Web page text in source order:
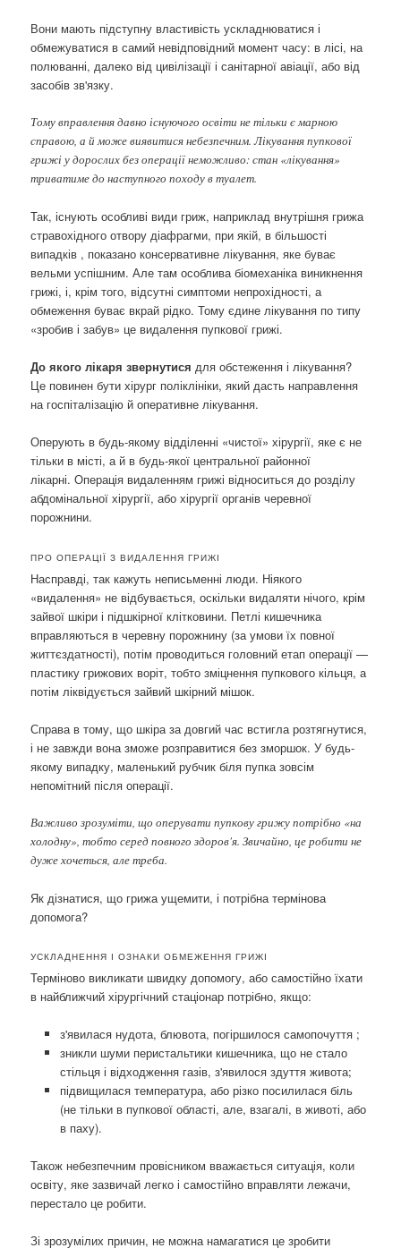
Вони мають підступну властивість ускладнюватися і
обмежуватися в самий невідповідний момент часу: в лісі, на
полюванні, далеко від цивілізації і санітарної авіації, або від
засобів зв'язку.
Тому вправлення давно існуючого освіти не тільки є марною
справою, а й може виявитися небезпечним. Лікування пупкової
грижі у дорослих без операції неможливо: стан «лікування»
триватиме до наступного походу в туалет.
Так, існують особливі види гриж, наприклад внутрішня грижа
стравохідного отвору діафрагми, при якій, в більшості
випадків , показано консервативне лікування, яке буває
вельми успішним. Але там особлива біомеханіка виникнення
грижі, і, крім того, відсутні симптоми непрохідності, а
обмеження буває вкрай рідко. Тому єдине лікування по типу
«зробив і забув» це видалення пупкової грижі.
До якого лікаря звернутисядля обстеження і лікування?
Це повинен бути хірург поліклініки, який дасть направлення
на госпіталізацію й оперативне лікування.
Оперують в будь-якому відділенні «чистої» хірургії, яке є не
тільки в місті, а й в будь-якої центральної районної
лікарні. Операція видаленням грижі відноситься до розділу
абдомінальної хірургії, або хірургії органів черевної
порожнини.
ПРО ОПЕРАЦІЇ З ВИДАЛЕННЯ ГРИЖІ
Насправді, так кажуть неписьменні люди. Ніякого
«видалення» не відбувається, оскільки видаляти нічого, крім
зайвої шкіри і підшкірної клітковини. Петлі кишечника
вправляються в черевну порожнину (за умови їх повної
життєздатності), потім проводиться головний етап операції —
пластику грижових воріт, тобто зміцнення пупкового кільця, а
потім ліквідується зайвий шкірний мішок.
Справа в тому, що шкіра за довгий час встигла розтягнутися,
і не завжди вона зможе розправитися без зморшок. У будь-
якому випадку, маленький рубчик біля пупка зовсім
непомітний після операції.
Важливо зрозуміти, що оперувати пупкову грижу потрібно «на
холодну», тобто серед повного здоров'я. Звичайно, це робити не
дуже хочеться, але треба.
Як дізнатися, що грижа ущемити, і потрібна термінова
допомога?
УСКЛАДНЕННЯ І ОЗНАКИ ОБМЕЖЕННЯ ГРИЖІ
Терміново викликати швидку допомогу, або самостійно їхати
в найближчий хірургічний стаціонар потрібно, якщо:
з'явилася нудота, блювота, погіршилося самопочуття ;
зникли шуми перистальтики кишечника, що не стало
стільця і ​​відходження газів, з'явилося здуття живота;
підвищилася температура, або різко посилилася біль
(не тільки в пупкової області, але, взагалі, в животі, або
в паху).
Також небезпечним провісником вважається ситуація, коли
освіту, яке зазвичай легко і самостійно вправляти лежачи,
перестало це робити.
Зі зрозумілих причин, не можна намагатися це зробити